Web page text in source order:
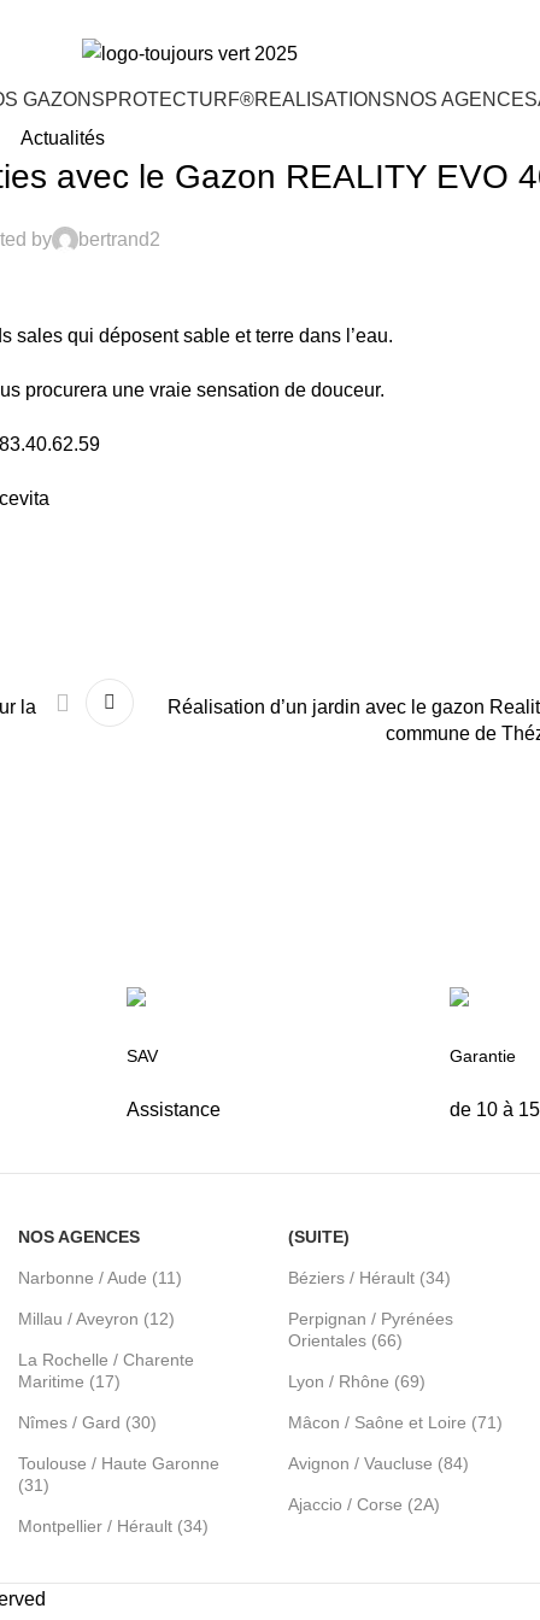
GAZONSPROTECTURF®REALISATIONSNOS AGENCES
Actualités
avec le Gazon REALITY EVO
by bertrand2
sales qui déposent sable et terre dans l’eau.
procurera une vraie sensation de douceur.
la
Réalisation d’un jardin avec le gazon
commune de
SAV
Assistance
Garantie
de 10 à
NOS AGENCES
Narbonne / Aude (11)
Millau / Aveyron (12)
La Rochelle / Charente
Maritime (17)
Nîmes / Gard (30)
Toulouse / Haute Garonne
(31)
Montpellier / Hérault (34)
(SUITE)
Béziers / Hérault (34)
Perpignan / Pyrénées
Orientales (66)
Lyon / Rhône (69)
Mâcon / Saône et Loire (71)
Avignon / Vaucluse (84)
Ajaccio / Corse (2A)